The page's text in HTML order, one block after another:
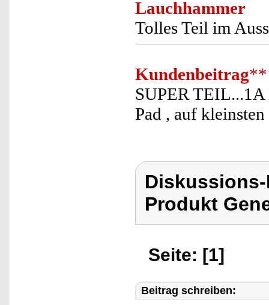
Lauchhammer
Tolles Teil im
Kundenbeitrag**
SUPER TEIL...1A
Pad , auf
Produkt
Seite: [1]
Beitrag schreiben: